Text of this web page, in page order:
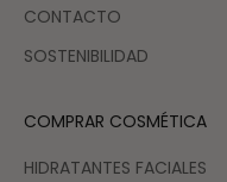
CONTACTO
SOSTENIBILIDAD
COMPRAR COSMÉTICA
HIDRATANTES FACIALES